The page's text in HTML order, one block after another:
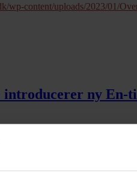
wp-content/uploads/2023/01/
introducerer ny
☀️